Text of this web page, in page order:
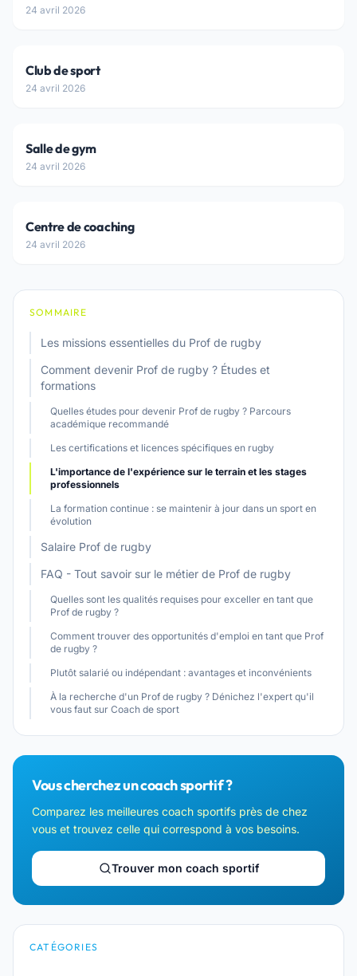
24 avril 2026
Club de sport
24 avril 2026
Salle de gym
24 avril 2026
Centre de coaching
24 avril 2026
SOMMAIRE
Les missions essentielles du Prof de rugby
Comment devenir Prof de rugby ? Études et
formations
Quelles études pour devenir Prof de rugby ? Parcours
académique recommandé
Les certifications et licences spécifiques en rugby
L'importance de l'expérience sur le terrain et les stages
professionnels
La formation continue : se maintenir à jour dans un sport en
évolution
Salaire Prof de rugby
FAQ - Tout savoir sur le métier de Prof de rugby
Quelles sont les qualités requises pour exceller en tant que
Prof de rugby ?
Comment trouver des opportunités d'emploi en tant que Prof
de rugby ?
Plutôt salarié ou indépendant : avantages et inconvénients
À la recherche d'un Prof de rugby ? Dénichez l'expert qu'il
vous faut sur Coach de sport
Vous cherchez un coach sportif ?
Comparez les meilleures coach sportifs près de chez
vous et trouvez celle qui correspond à vos besoins.
Trouver mon coach sportif
CATÉGORIES